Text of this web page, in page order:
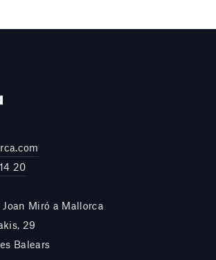
20
Miró a Mallorca
29
Balears